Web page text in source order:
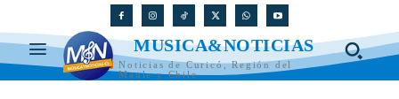
MUSICA&NOTICIAS
Noticias de Curicó, Región del
Maule y Chile